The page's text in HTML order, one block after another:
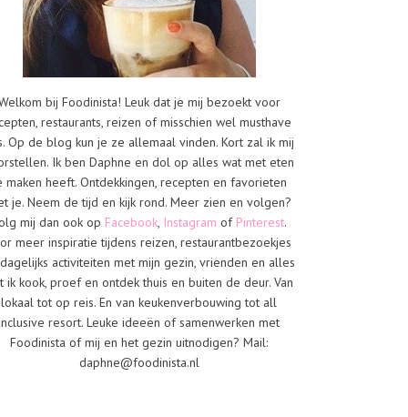
bij Foodinista! Leuk dat je mij bezoekt voor
restaurants, reizen of misschien wel musthave
Op de blog kun je ze allemaal vinden. Kort zal ik mij
Ik ben Daphne en dol op alles wat met eten
maken heeft. Ontdekkingen, recepten en favorieten
je. Neem de tijd en kijk rond. Meer zien en volgen?
mij dan ook op Facebook, Instagram of Pinterest.
meer inspiratie tijdens reizen, restaurantbezoekjes
activiteiten met mijn gezin, vrienden en alles
ik kook, proef en ontdek thuis en buiten de deur. Van
lokaal tot op reis. En van keukenverbouwing tot all
resort. Leuke ideeën of samenwerken met
Foodinista of mij en het gezin uitnodigen? Mail:
daphne@foodinista.nl